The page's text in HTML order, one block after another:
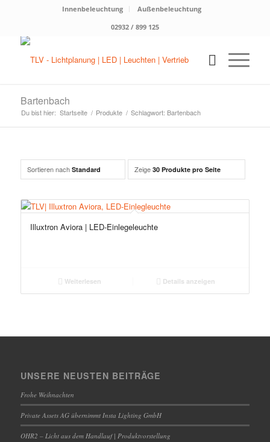
Innenbeleuchtung
Außenbeleuchtung
02932 / 899 125
Bartenbach
Du bist hier: Startseite / Produkte / Schlagwort: Bartenbach
Sortieren nach Standard Zeige 30 Produkte pro Seite
Illuxtron Aviora | LED-Einlegeleuchte
Weiterlesen Details anzeigen
UNSERE NEUSTEN BEITRÄGE
Frohe Weihnachten
Private Assets AG übernimmt Insta Lighting GmbH
OHR2 – Licht aus dem Handlauf | Produktvorstellung